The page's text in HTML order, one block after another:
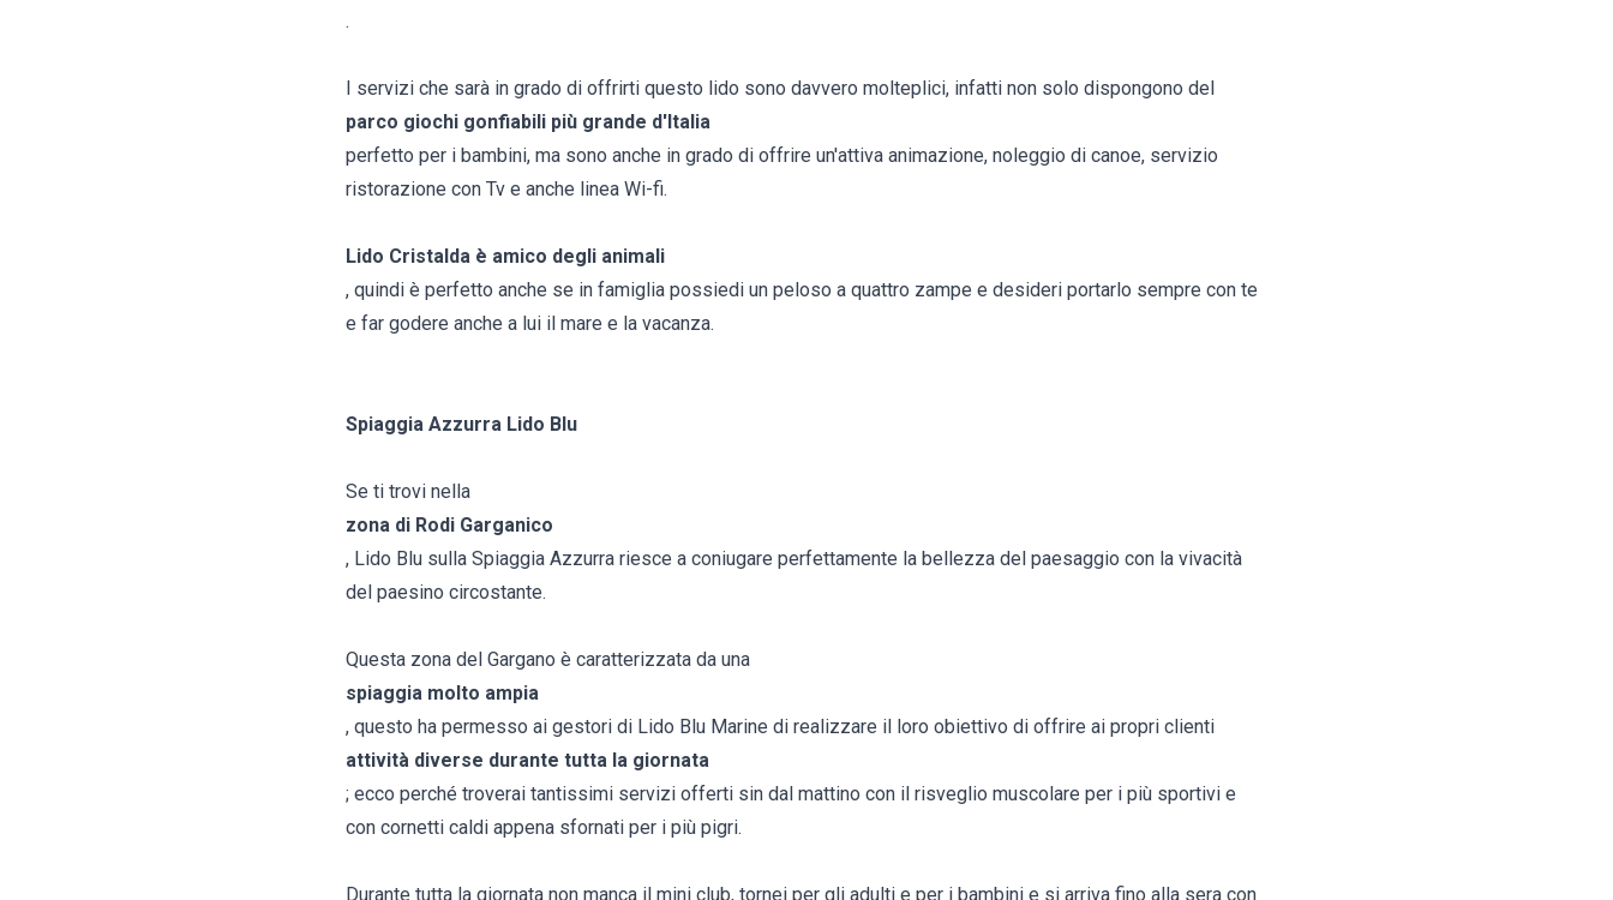
.
I servizi che sarà in grado di offrirti questo lido sono davvero molteplici, infatti non solo dispongono del
parco giochi gonfiabili più grande d'Italia
perfetto per i bambini, ma sono anche in grado di offrire un'attiva animazione, noleggio di canoe, servizio
ristorazione con Tv e anche linea Wi-fi.
Lido Cristalda è amico degli animali
, quindi è perfetto anche se in famiglia possiedi un peloso a quattro zampe e desideri portarlo sempre con te
e far godere anche a lui il mare e la vacanza.
Spiaggia Azzurra Lido Blu
Se ti trovi nella
zona di Rodi Garganico
, Lido Blu sulla Spiaggia Azzurra riesce a coniugare perfettamente la bellezza del paesaggio con la vivacità
del paesino circostante.
Questa zona del Gargano è caratterizzata da una
spiaggia molto ampia
, questo ha permesso ai gestori di Lido Blu Marine di realizzare il loro obiettivo di offrire ai propri clienti
attività diverse durante tutta la giornata
; ecco perché troverai tantissimi servizi offerti sin dal mattino con il risveglio muscolare per i più sportivi e
con cornetti caldi appena sfornati per i più pigri.
Durante tutta la giornata non manca il mini club, tornei per gli adulti e per i bambini e si arriva fino alla sera con